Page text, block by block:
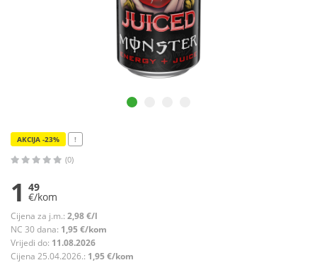
AKCIJA -23% !
(0)
1 49
€/kom
Cijena za j.m.: 2,98 €/l
NC 30 dana: 1,95 €/kom
Vrijedi do: 11.08.2026
Cijena 25.04.2026.: 1,95 €/kom